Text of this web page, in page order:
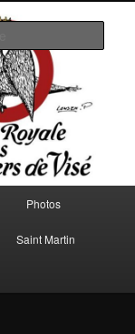
Photos
Saint Martin